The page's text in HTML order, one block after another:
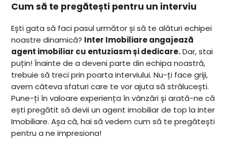
Cum să te pregătești pentru un interviu
Ești gata să faci pasul următor și să te alături echipei
noastre dinamică? Inter Imobiliare angajează
agent imobiliar cu entuziasm și dedicare.Dar, stai
puțin! Înainte de a deveni parte din echipa noastră,
trebuie să treci prin poarta interviului. Nu-ți face griji,
avem câteva sfaturi care te vor ajuta să strălucești.
Pune-ți în valoare experiența în vânzări și arată-ne că
ești pregătit să devii un agent imobiliar de top la Inter
Imobiliare. Așa că, hai să vedem cum să te pregătești
pentru a ne impresiona!